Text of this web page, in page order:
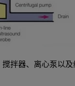
拌器、离心泵以及